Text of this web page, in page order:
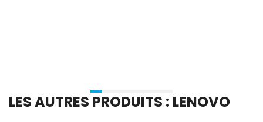
LES AUTRES PRODUITS : LENOVO